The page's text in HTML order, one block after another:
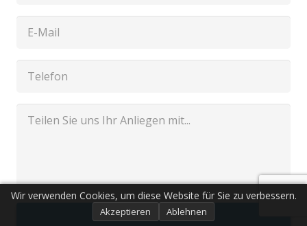
Senden
Wir verwenden Cookies, um diese Website für Sie zu verbessern.
Akzeptieren Ablehnen